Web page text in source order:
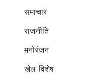
समाचार
राजनीति
मनोरंजन
खेल विशेष